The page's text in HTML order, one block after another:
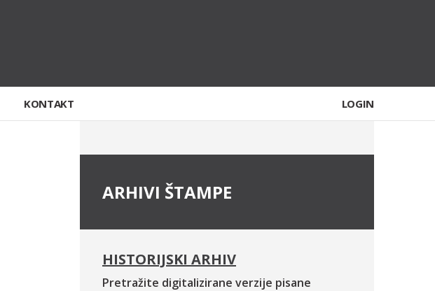
KONTAKT LOGIN
ARHIVI ŠTAMPE
HISTORIJSKI ARHIV
Pretražite digitalizirane verzije pisane